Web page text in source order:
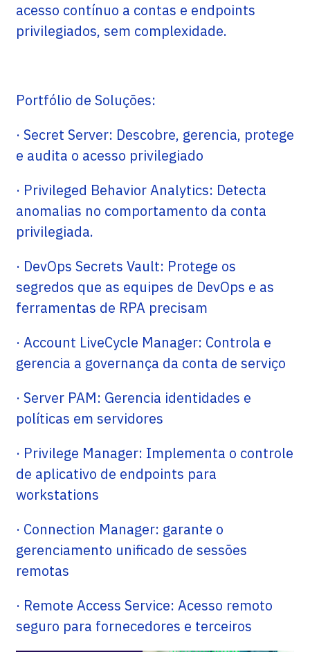
acesso contínuo a contas e endpoints
privilegiados, sem complexidade.
Portfólio de Soluções:
· Secret Server: Descobre, gerencia, protege
e audita o acesso privilegiado
· Privileged Behavior Analytics: Detecta
anomalias no comportamento da conta
privilegiada.
· DevOps Secrets Vault: Protege os
segredos que as equipes de DevOps e as
ferramentas de RPA precisam
· Account LiveCycle Manager: Controla e
gerencia a governança da conta de serviço
· Server PAM: Gerencia identidades e
políticas em servidores
· Privilege Manager: Implementa o controle
de aplicativo de endpoints para
workstations
· Connection Manager: garante o
gerenciamento unificado de sessões
remotas
· Remote Access Service: Acesso remoto
seguro para fornecedores e terceiros